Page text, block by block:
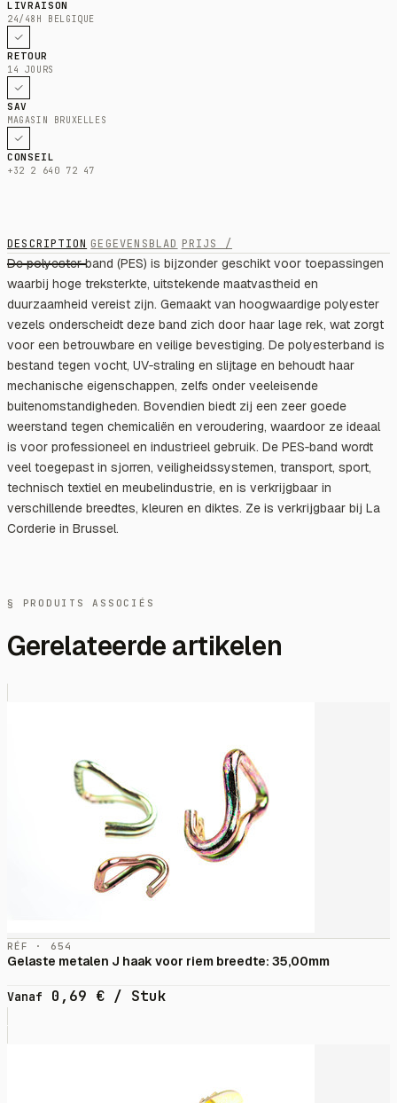
LIVRAISON
24/48H BELGIQUE
RETOUR
14 JOURS
SAV
MAGASIN BRUXELLES
CONSEIL
+32 2 640 72 47
DESCRIPTION GEGEVENSBLAD PRIJS /
De polyester band (PES) is bijzonder geschikt voor toepassingen
waarbij hoge treksterkte, uitstekende maatvastheid en
duurzaamheid vereist zijn. Gemaakt van hoogwaardige polyester
vezels onderscheidt deze band zich door haar lage rek, wat zorgt
voor een betrouwbare en veilige bevestiging. De polyesterband is
bestand tegen vocht, UV‑straling en slijtage en behoudt haar
mechanische eigenschappen, zelfs onder veeleisende
buitenomstandigheden. Bovendien biedt zij een zeer goede
weerstand tegen chemicaliën en veroudering, waardoor ze ideaal
is voor professioneel en industrieel gebruik. De PES‑band wordt
veel toegepast in sjorren, veiligheidssystemen, transport, sport,
technisch textiel en meubelindustrie, en is verkrijgbaar in
verschillende breedtes, kleuren en diktes. Ze is verkrijgbaar bij La
Corderie in Brussel.
§ PRODUITS ASSOCIÉS
Gerelateerde artikelen
RÉF · 654
Gelaste metalen J haak voor riem breedte: 35,00mm
Vanaf 0,69 € / Stuk